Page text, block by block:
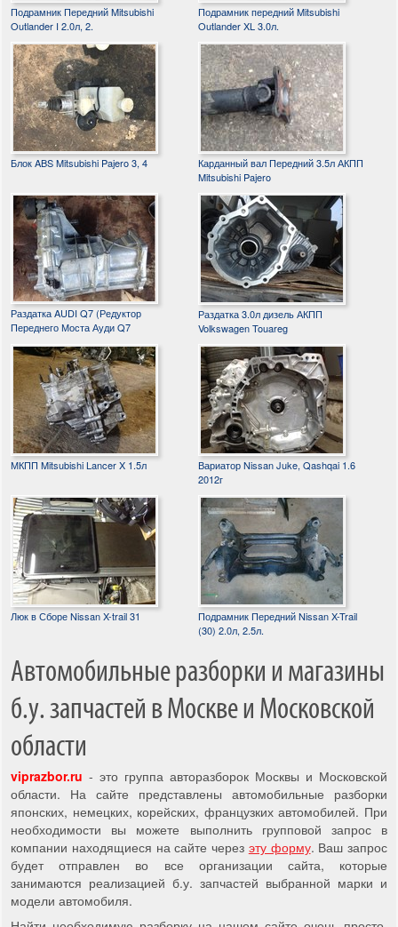
Подрамник Передний Mitsubishi
Outlander I 2.0л, 2.
Подрамник передний Mitsubishi
Outlander XL 3.0л.
Блок ABS Mitsubishi Pajero 3, 4
Карданный вал Передний 3.5л АКПП
Mitsubishi Pajero
Раздатка AUDI Q7 (Редуктор
Переднего Моста Ауди Q7
Раздатка 3.0л дизель АКПП
Volkswagen Touareg
МКПП Mitsubishi Lancer X 1.5л
Вариатор Nissan Juke, Qashqai 1.6
2012г
Люк в Сборе Nissan X-trail 31
Подрамник Передний Nissan X-Trail
(30) 2.0л, 2.5л.
Автомобильные разборки и магазины
б.у. запчастей в Москве и Московской
области
viprazbor.ru - это группа авторазборок Москвы и Московской
области. На сайте представлены автомобильные разборки
японских, немецких, корейских, французких автомобилей. При
необходимости вы можете выполнить групповой запрос в
компании находящиеся на сайте через эту форму. Ваш запрос
будет отправлен во все организации сайта, которые
занимаются реализацией б.у. запчастей выбранной марки и
модели автомобиля.